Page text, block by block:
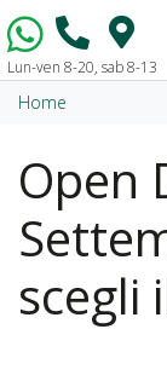
Vai al contenuto
Lun-ven 8-20, sab 8-13
Home
Open
scegli